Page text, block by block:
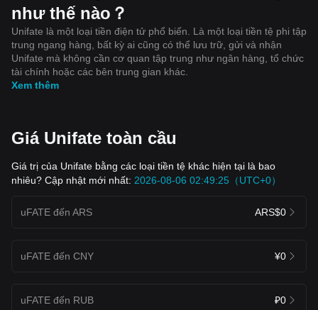
như thế nào？
Unifate là một loại tiền điện tử phổ biến. Là một loại tiền tệ phi tập
trung ngang hàng, bất kỳ ai cũng có thể lưu trữ, gửi và nhận
Unifate mà không cần cơ quan tập trung như ngân hàng, tổ chức
tài chính hoặc các bên trung gian khác.
Xem thêm
Giá Unifate toàn cầu
Giá trị của Unifate bằng các loại tiền tệ khác hiện tại là bao
nhiêu? Cập nhật mới nhất: 2026-08-06 02:49:25（UTC+0）
uFATE đến ARS ARS$0
uFATE đến CNY ¥0
uFATE đến RUB ₽0